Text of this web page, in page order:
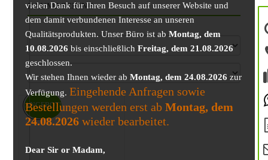
vielen Dank für Ihren Besuch auf unserer Website und
dem damit verbundenen Interesse an unseren
Qualitätsprodukten. Unser Büro ist abMontag, dem
10.08.2026 bis einschließlichFreitag, dem 21.08.2026
geschlossen.
Wir stehen Ihnen wieder abMontag, dem 24.08.2026 zur
Verfügung. Eingehende Anfragen sowie
Bestellungen werden erst abMontag, dem
24.08.2026 wieder bearbeitet.
Dear Sir or Madam,
BAUMASCHINE
ANGEBOT!